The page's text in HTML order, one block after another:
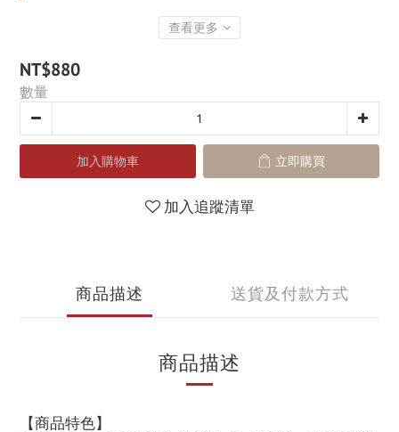
查看更多
NT$880
數量
加入購物車 立即購買
加入追蹤清單
商品描述 送貨及付款方式
商品描述
【商品特色】